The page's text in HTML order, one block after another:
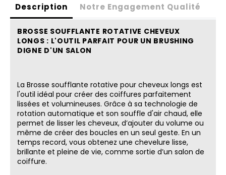
Description Notre Engagement Qualité
BROSSE SOUFFLANTE ROTATIVE CHEVEUX
LONGS : L'OUTIL PARFAIT POUR UN BRUSHING
DIGNE D'UN SALON
La Brosse soufflante rotative pour cheveux longs est
l'outil idéal pour créer des coiffures parfaitement
lissées et volumineuses. Grâce à sa technologie de
rotation automatique et son souffle d'air chaud, elle
permet de lisser les cheveux, d’ajouter du volume ou
même de créer des boucles en un seul geste. En un
temps record, vous obtenez une chevelure lisse,
brillante et pleine de vie, comme sortie d’un salon de
coiffure.